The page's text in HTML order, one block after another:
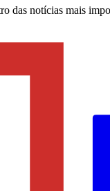
das notícias mais